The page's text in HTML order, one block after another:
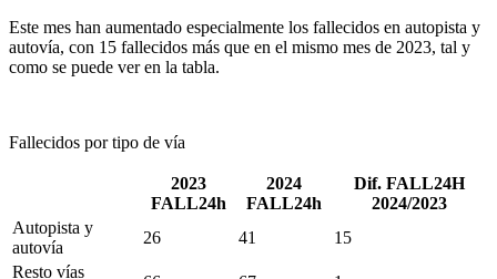
Este mes han aumentado especialmente los fallecidos en autopista y
autovía, con 15 fallecidos más que en el mismo mes de 2023, tal y
como se puede ver en la tabla.
Fallecidos por tipo de vía
2023
FALL24h
2024
FALL24h
Dif. FALL24H
2024/2023
Autopista y
autovía
26 41
15
Resto vías